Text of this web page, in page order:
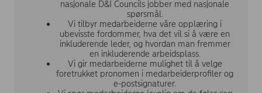
nasjonale D&I Councils jobber med nasjonale
spørsmål.
Vi tilbyr medarbeiderne våre opplæring i
ubevisste fordommer, hva det vil si å være en
inkluderende leder, og hvordan man fremmer
en inkluderende arbeidsplass.
Vi gir medarbeiderne mulighet til å velge
foretrukket pronomen i medarbeiderprofiler og
e-postsignaturer.